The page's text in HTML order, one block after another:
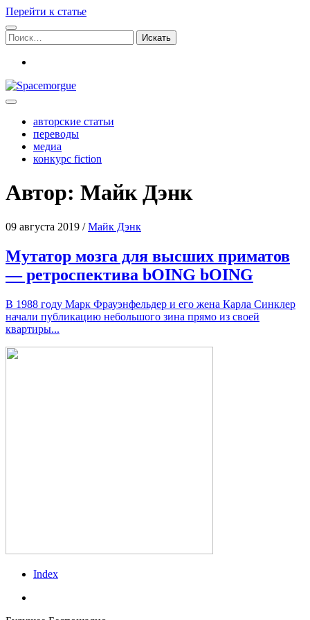
Перейти к статье
Поиск:
Spacemorgue
авторские статьи
переводы
медиа
конкурс fiction
Автор: Майк Дэнк
09 августа 2019 /Майк Дэнк
Мутатор мозга для высших приматов
— ретроспектива bOING bOING
В 1988 году Марк Фрау­эн­фель­дер и его жена Кар­ла Син­клер
нача­ли пуб­ли­ка­цию неболь­шо­го зина пря­мо из сво­ей
квартиры...
Index